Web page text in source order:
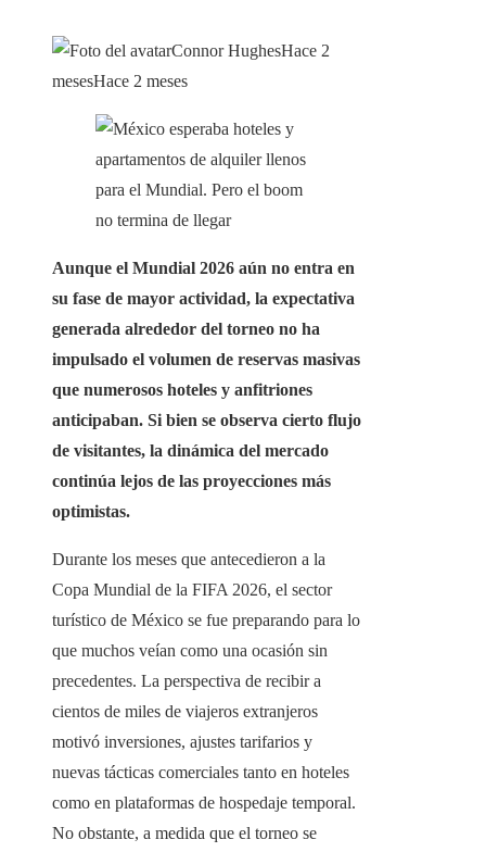
Connor HughesHace 2
mesesHace 2 meses
Aunque el Mundial 2026 aún no entra en
su fase de mayor actividad, la expectativa
generada alrededor del torneo no ha
impulsado el volumen de reservas masivas
que numerosos hoteles y anfitriones
anticipaban. Si bien se observa cierto flujo
de visitantes, la dinámica del mercado
continúa lejos de las proyecciones más
optimistas.
Durante los meses que antecedieron a la
Copa Mundial de la FIFA 2026, el sector
turístico de México se fue preparando para lo
que muchos veían como una ocasión sin
precedentes. La perspectiva de recibir a
cientos de miles de viajeros extranjeros
motivó inversiones, ajustes tarifarios y
nuevas tácticas comerciales tanto en hoteles
como en plataformas de hospedaje temporal.
No obstante, a medida que el torneo se